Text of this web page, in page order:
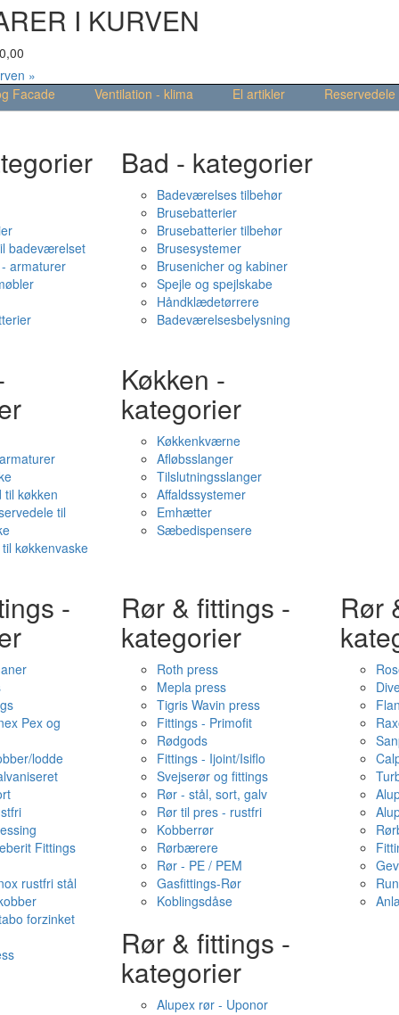
I KURVEN
0,00
»
Facade Ventilation - klima El artikler
Reservedele
badeværelset
armaturer
Bad - kategorier
Badeværelses tilbehør
Brusebatterier
Brusebatterier tilbehør
Brusesystemer
Brusenicher og kabiner
Spejle og spejlskabe
Håndklædetørrere
Badeværelsesbelysning
til køkken
til
køkkenvaske
Køkken -
kategorier
Køkkenkværne
Afløbsslanger
Tilslutningsslanger
Affaldssystemer
Emhætter
Sæbedispensere
-
Pex og
lodde
Fittings
rustfri stål
forzinket
Rør & fittings -
kategorier
Roth press
Mepla press
Tigris Wavin press
Fittings - Primofit
Rødgods
Fittings - Ijoint/Isiflo
Svejserør og fittings
Rør - stål, sort, galv
Rør til pres - rustfri
Kobberrør
Rørbærere
Rør - PE / PEM
Gasfittings-Rør
Koblingsdåse
Rør
Rør & fittings -
kategorier
Alupex rør - Uponor